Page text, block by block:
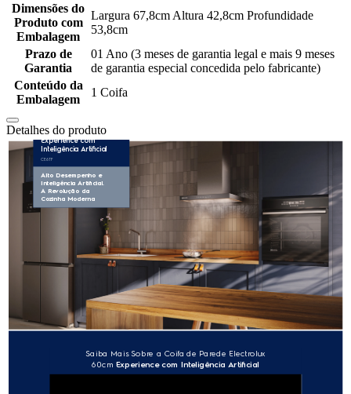
Dimensões do
Produto com
Embalagem
Largura 67,8cm Altura 42,8cm Profundidade
53,8cm
Prazo de
Garantia
01 Ano (3 meses de garantia legal e mais 9 meses
de garantia especial concedida pelo fabricante)
Conteúdo da
Embalagem
1 Coifa
Detalhes do produto